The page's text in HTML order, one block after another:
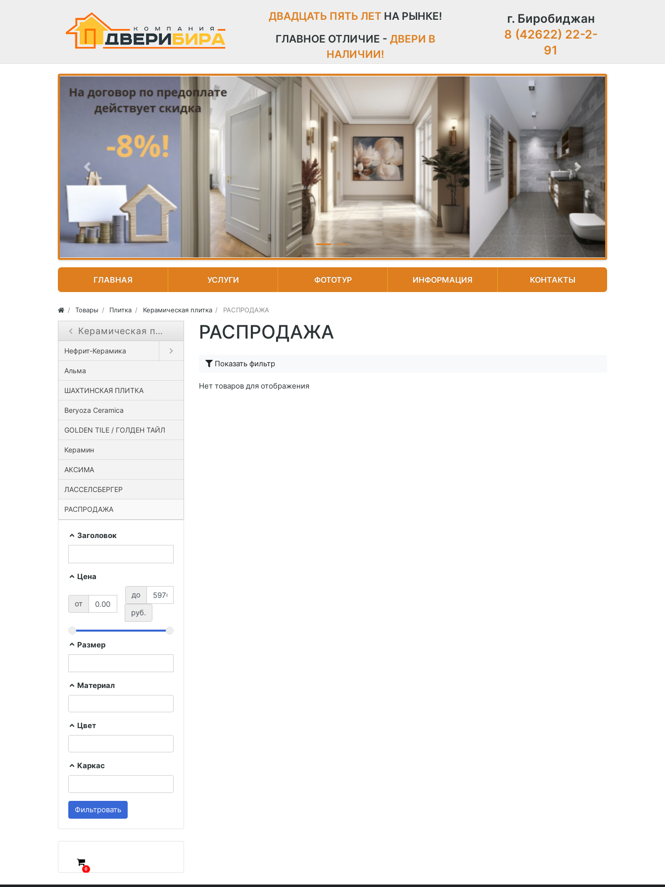
ДВАДЦАТЬ ПЯТЬ ЛЕТ НА РЫНКЕ!
ГЛАВНОЕ ОТЛИЧИЕ - ДВЕРИ В
НАЛИЧИИ!
г. Биробиджан
8 (42622) 22-2-
91
ГЛАВНАЯ УСЛУГИ ФОТОТУР ИНФОРМАЦИЯ КОНТАКТЫ
Товары Плитка Керамическая плитка РАСПРОДАЖА
Close submenu ( Керамическая плитка )
Керамическая плитка
Нефрит-Керамика
Альма
ШАХТИНСКАЯ ПЛИТКА
Beryoza Ceramica
GOLDEN TILE / ГОЛДЕН ТАЙЛ
Керамин
АКСИМА
ЛАССЕЛСБЕРГЕР
РАСПРОДАЖА
Заголовок
Цена
от
до
руб.
Размер
Материал
Цвет
Каркас
Фильтровать
0
РАСПРОДАЖА
Показать фильтр
Нет товаров для отображения